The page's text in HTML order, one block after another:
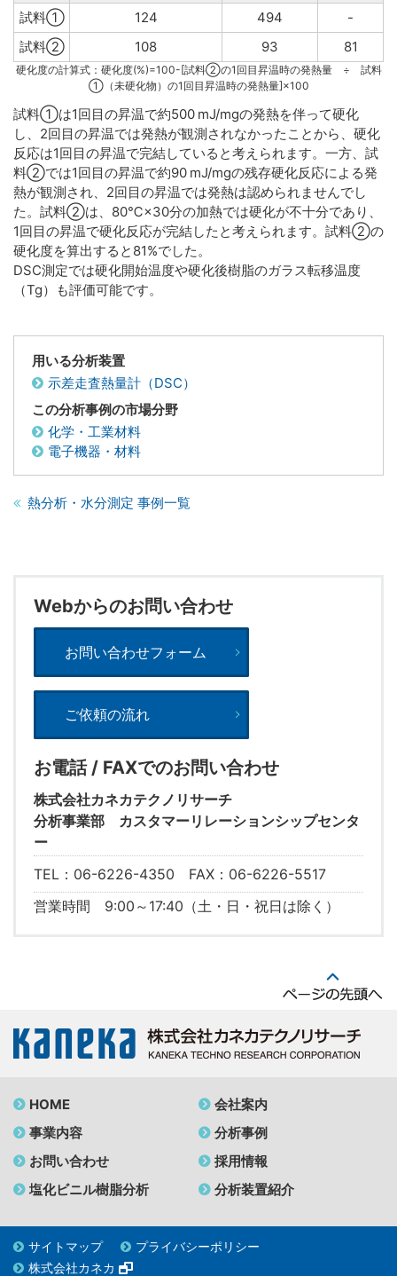
試料①
124 494
-
試料②
108 93 81
硬化度の計算式：硬化度(%)=100-[試料②の1回目昇温時の発熱量 ÷ 試料
①（未硬化物）の1回目昇温時の発熱量]×100
試料①は1回目の昇温で約500 mJ/mgの発熱を伴って硬化
し、2回目の昇温では発熱が観測されなかったことから、硬化
反応は1回目の昇温で完結していると考えられます。一方、試
料②では1回目の昇温で約90 mJ/mgの残存硬化反応による発
熱が観測され、2回目の昇温では発熱は認められませんでし
た。試料②は、80℃×30分の加熱では硬化が不十分であり、
1回目の昇温で硬化反応が完結したと考えられます。試料②の
硬化度を算出すると81%でした。
DSC測定では硬化開始温度や硬化後樹脂のガラス転移温度
（Tg）も評価可能です。
用いる分析装置
示差走査熱量計（DSC）
この分析事例の市場分野
化学・工業材料
電子機器・材料
熱分析・水分測定 事例一覧
Webからのお問い合わせ
お問い合わせフォーム
ご依頼の流れ
お電話 / FAXでのお問い合わせ
株式会社カネカテクノリサーチ
分析事業部 カスタマーリレーションシップセンタ
ー
TEL：06-6226-4350 FAX：06-6226-5517
営業時間 9:00～17:40（土・日・祝日は除く）
HOME
会社案内
事業内容
分析事例
お問い合わせ
採用情報
塩化ビニル樹脂分析
分析装置紹介
サイトマップ
プライバシーポリシー
株式会社カネカ